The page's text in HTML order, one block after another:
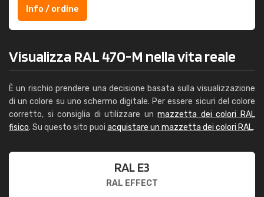
Info / ordine
Visualizza RAL 470-M nella vita reale
È un rischio prendere una decisione basata sulla visualizzazione
di un colore su uno schermo digitale. Per essere sicuri del colore
corretto, si consiglia di utilizzare unmazzetta dei colori RAL
fisico. Su questo sito puoi acquistare un mazzetta dei colori RAL.
RAL E3
RAL EFFECT